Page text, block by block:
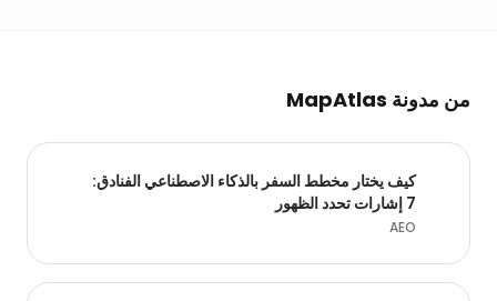
من مدونة MapAtlas
كيف يختار مخطط السفر بالذكاء الاصطناعي الفنادق:
7 إشارات تحدد الظهور
AEO